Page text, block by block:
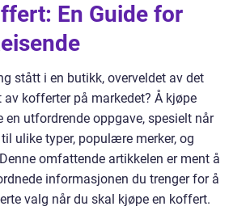
En Guide for
stått i en butikk, overveldet av det
av kofferter på markedet? Å kjøpe
utfordrende oppgave, spesielt når
ulike typer, populære merker, og
omfattende artikkelen er ment å
informasjonen du trenger for å
valg når du skal kjøpe en koffert.